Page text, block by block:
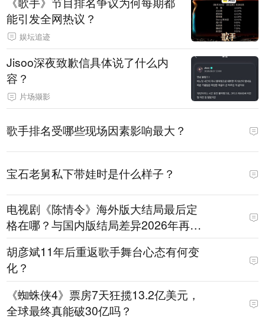
能引发全网热议？
娱坛追迹
Jisoo深夜致歉信具体说了什么内
容？
片场撷影
歌手排名受哪些现场因素影响最大？
宝石老舅私下带娃时是什么样子？
电视剧《陈情令》海外版大结局最后定
格在哪？与国内版结局差异2026年再上
热搜
胡彦斌11年后重返歌手舞台心态有何变
化？
《蜘蛛侠4》票房7天狂揽13.2亿美元，
全球最终真能破30亿吗？